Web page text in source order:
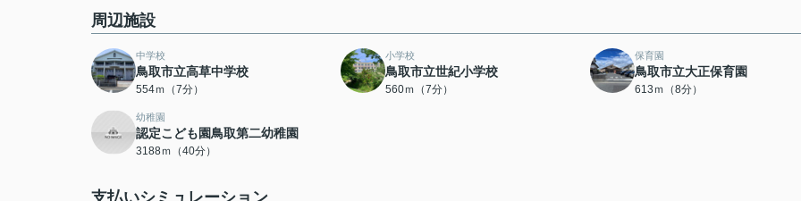
周辺施設
中学校
鳥取市立高草中学校
554ｍ（7分）
小学校
鳥取市立世紀小学校
560ｍ（7分）
保育園
鳥取市立大正保育園
613ｍ（8分）
幼稚園
認定こども園鳥取第二幼稚園
3188ｍ（40分）
支払いシミュレーション